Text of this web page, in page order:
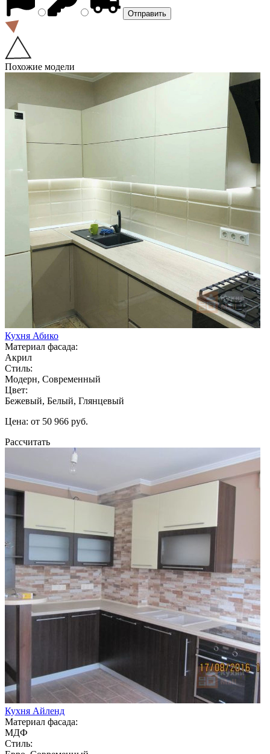
Похожие модели
Кухня Абико
Материал фасада:
Акрил
Стиль:
Модерн, Современный
Цвет:
Бежевый, Белый, Глянцевый
Цена: от 50 966 руб.
Рассчитать
Кухня Айленд
Материал фасада:
МДФ
Стиль: